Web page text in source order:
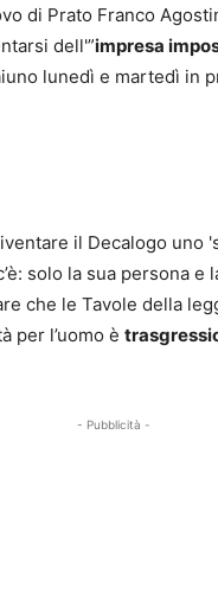
di Prato Franco
dell'”impresa
lunedì e martedì in
il Decalogo
solo la sua persona e
che le Tavole della
per l’uomo è
- Pubblicità -